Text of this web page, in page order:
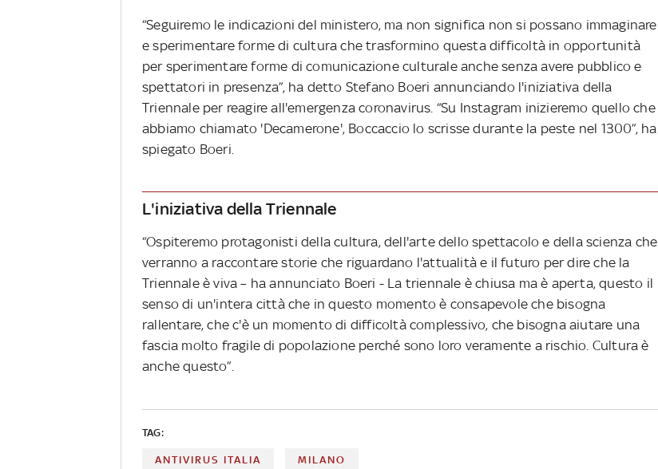
“Seguiremo le indicazioni del ministero, ma non significa non si possano immaginare
e sperimentare forme di cultura che trasformino questa difficoltà in opportunità
per sperimentare forme di comunicazione culturale anche senza avere pubblico e
spettatori in presenza”, ha detto Stefano Boeri annunciando l'iniziativa della
Triennale per reagire all'emergenza coronavirus. “Su Instagram inizieremo quello che
abbiamo chiamato 'Decamerone', Boccaccio lo scrisse durante la peste nel 1300”, ha
spiegato Boeri.
L'iniziativa della Triennale
“Ospiteremo protagonisti della cultura, dell'arte dello spettacolo e della scienza che
verranno a raccontare storie che riguardano l'attualità e il futuro per dire che la
Triennale è viva – ha annunciato Boeri - La triennale è chiusa ma è aperta, questo il
senso di un'intera città che in questo momento è consapevole che bisogna
rallentare, che c'è un momento di difficoltà complessivo, che bisogna aiutare una
fascia molto fragile di popolazione perché sono loro veramente a rischio. Cultura è
anche questo”.
TAG:
ANTIVIRUS ITALIA MILANO